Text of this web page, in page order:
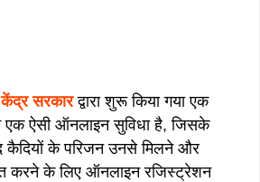
केंद्र सरकारद्वारा शुरू किया गया एक
एक ऐसी ऑनलाइन सुविधा है, जिसके
कैदियों के परिजन उनसे मिलने और
करने के लिए ऑनलाइन रजिस्ट्रेशन